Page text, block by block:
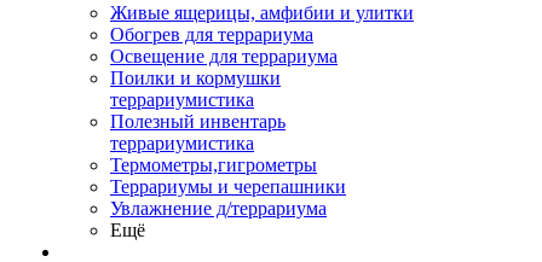
Живые ящерицы, амфибии и улитки
Обогрев для террариума
Освещение для террариума
Поилки и кормушки
террариумистика
Полезный инвентарь
террариумистика
Термометры,гигрометры
Террариумы и черепашники
Увлажнение д/террариума
Ещё